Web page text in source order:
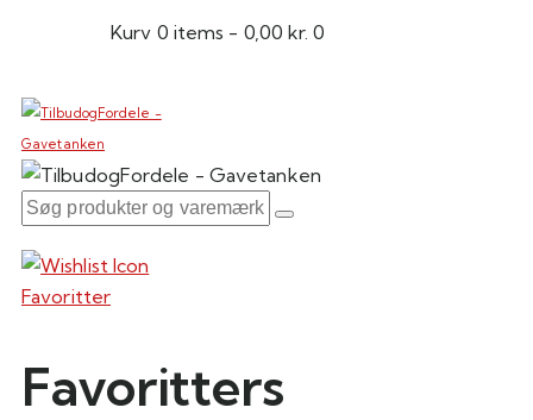
Kurv 0 items - 0,00 kr. 0
Favoritter
Favoritters